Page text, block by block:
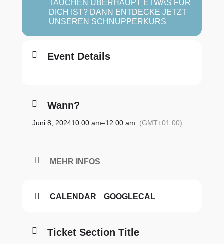
TAUCHEN ÜBERHAUPT ETWAS FÜR
DICH IST? DANN ENTDECKE JETZT
UNSEREN SCHNUPPERKURS
Event Details
Wann?
Juni 8, 202410:00 am–12:00 am (GMT+01:00)
MEHR INFOS
CALENDAR GOOGLECAL
Ticket Section Title